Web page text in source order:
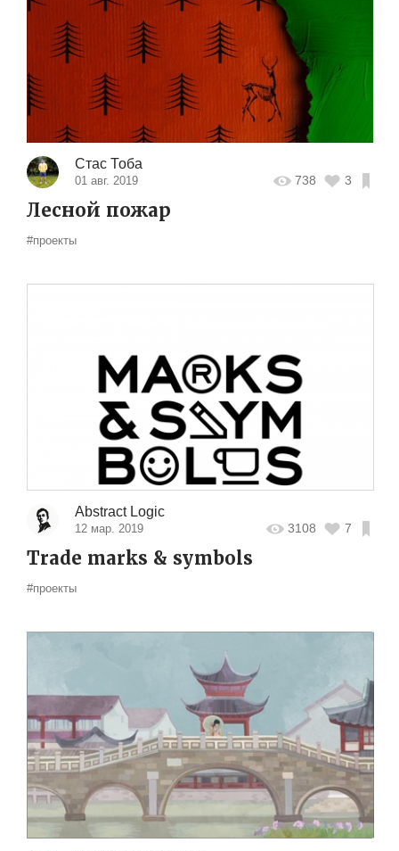
Стас Тоба
01 авг. 2019 738 3
Лесной пожар
#проекты
Abstract Logic
12 мар. 2019 3108 7
Trade marks & symbols
#проекты